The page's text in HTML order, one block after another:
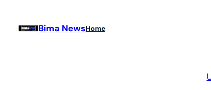
Bima NewsHome